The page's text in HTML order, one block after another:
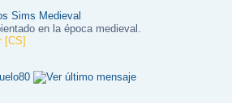
Sims Medieval
en la época medieval.
[CS]